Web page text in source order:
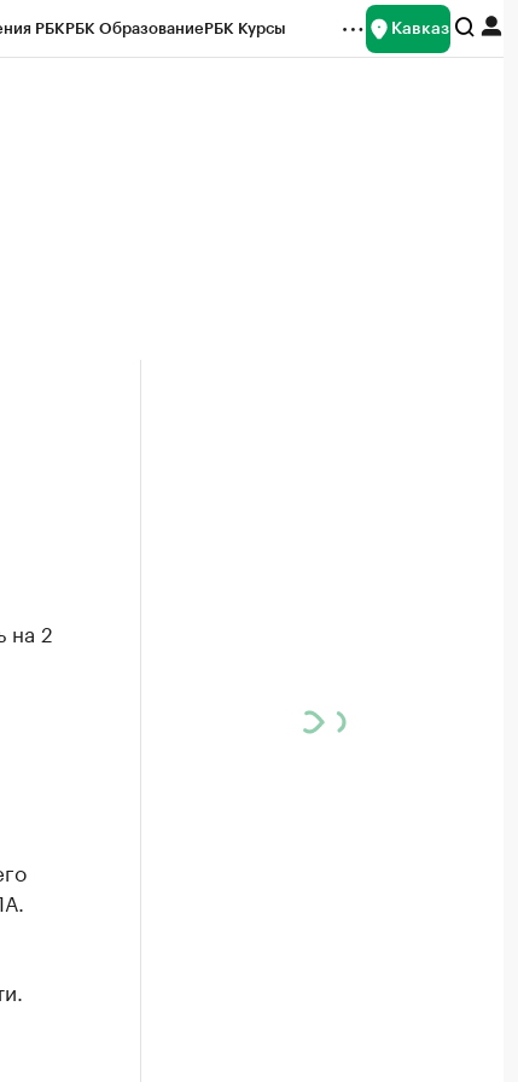
РБКРБК ОбразованиеРБК Курсы Кавказ
на 2